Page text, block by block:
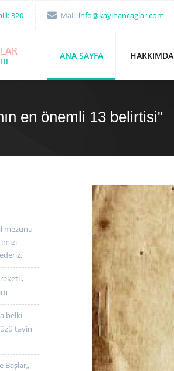
320 Mail: info@kayihancaglar.com
ANA SAYFA HAKKIMDA
en önemli 13 belirtisi"
mezunu
belki
tayin
Başlar„